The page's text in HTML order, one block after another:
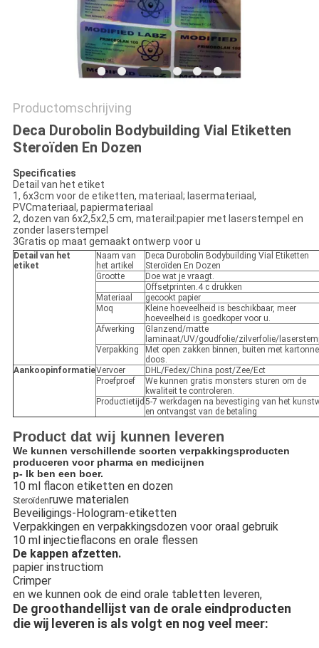
Productomschrijving
Deca Durobolin Bodybuilding Vial Etiketten
Steroïden En Dozen
Specificaties
Detail van het etiket
1, 6x3cm voor de etiketten, materiaal; lasermateriaal,
PVCmateriaal, papiermateriaal
2, dozen van 6x2,5x2,5 cm, materail:papier met laserstempel en
zonder laserstempel
3Gratis op maat gemaakt ontwerp voor u
Detail van het
etiket
Naam van
het artikel
Deca Durobolin Bodybuilding Vial Etiketten
Steroïden En Dozen
Grootte
Doe wat je vraagt.
Offsetprinten.4 c drukken
Materiaal
gecookt papier
Moq
Kleine hoeveelheid is beschikbaar, meer
hoeveelheid is goedkoper voor u.
Afwerking
Glanzend/matte
laminaat/UV/goudfolie/zilverfolie/
Verpakking
Met open zakken binnen, buiten met
doos.
AankoopinformatieVervoer
DHL/Fedex/China post/Zee/Ect
Proefproef
We kunnen gratis monsters sturen om de
kwaliteit te controleren.
Productietijd 5-7 werkdagen na bevestiging van het
en ontvangst van de betaling
Product dat wij kunnen leveren
We kunnen verschillende soorten verpakkingsproducten
produceren voor pharma en medicijnen
p- Ik ben een boer.
10 ml flacon etiketten en dozen
Steroïdenruwe materialen
Beveiligings-Hologram-etiketten
Verpakkingen en verpakkingsdozen voor oraal gebruik
10 ml injectieflacons en orale flessen
De kappen afzetten.
papier instructiom
Crimper
en we kunnen ook de eind orale tabletten leveren,
De groothandellijst van de orale eindproducten
die wij leveren is als volgt en nog veel meer: